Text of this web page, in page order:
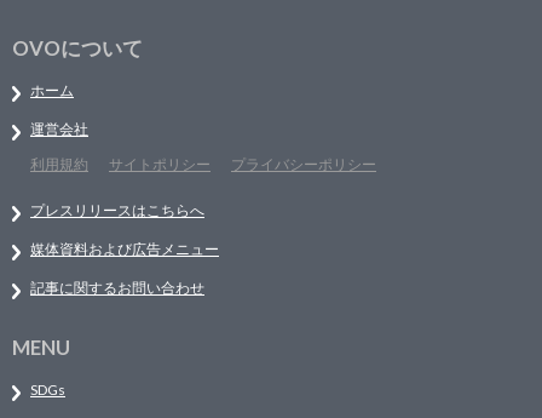
OVOについて
ホーム
運営会社
利用規約
サイトポリシー プライバシーポリシー
プレスリリースはこちらへ
媒体資料および広告メニュー
記事に関するお問い合わせ
MENU
SDGs